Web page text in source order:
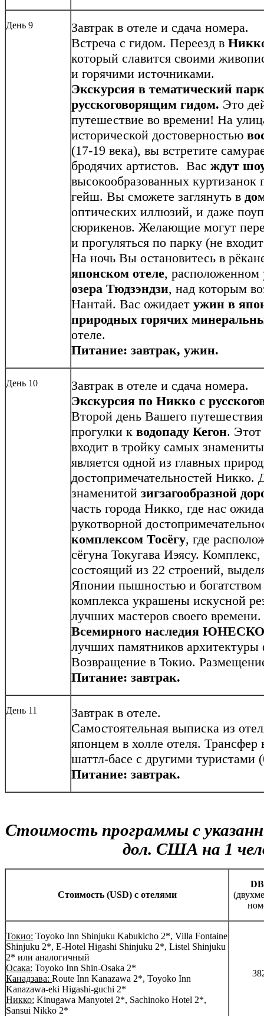
День 9
Завтрак в отеле и сдача номера.
Встреча с гидом. Переезд в
который славится своими
и горячими источниками.
Экскурсия в тематический
русскоговорящим гидом. Это
путешествие во времени! На
исторической достоверностью
(17-19 века), вы встретите
бродячих артистов. Вас ждут
высокообразованных
гейш. Вы сможете заглянуть в
оптических иллюзий, и даже
сюрикенов. Желающие могут
и прогуляться по парку (не
На ночь Вы остановитесь в
японском отеле, расположенном
озера Тюдзэндзи, над которым
Нантай. Вас ожидает ужин в
природных горячих
отеле.
Питание: завтрак, ужин.
День 10
Завтрак в отеле и сдача номера.
Экскурсия по Никко с
Второй день Вашего
прогулки к водопаду Кегон. Этот
входит в тройку самых
является одной из главных
достопримечательностей Никко.
знаменитой зигзагообразной
часть города Никко, где нас
рукотворной
комплексом Тосёгу, где
сёгуна Токугава Иэясу.
состоящий из 22 строений,
Японии пышностью и богатством
комплекса украшены искусной
лучших мастеров своего
Всемирного наследия ЮНЕСКО
лучших памятников
Возвращение в Токио.
Питание: завтрак.
День 11
Завтрак в отеле.
Самостоятельная выписка из
японцем в холле отеля.
шаттл-басе с другими туристами
Питание: завтрак.
Стоимость программы с
дол. США на 1
Cтоимость (USD) с отелями
Токио: Toyoko Inn Shinjuku Kabukicho 2*, Villa Fontaine
Shinjuku 2*, E-Hotel Higashi Shinjuku 2*, Listel Shinjuku
2* или аналогичный
Осака: Toyoko Inn Shin-Osaka 2*
Канадзава: Route Inn Kanazawa 2*, Toyoko Inn
Kanazawa-eki Higashi-guchi 2*
Никко: Kinugawa Manyotei 2*, Sachinoko Hotel 2*,
Sansui Nikko 2*